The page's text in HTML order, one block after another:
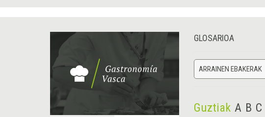
GLOSARIOA
ARRAINEN EBAKERAK
Guztiak A B C